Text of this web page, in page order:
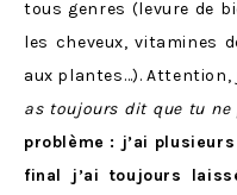
tous genres (levure de
les cheveux, vitamines
aux plantes…). Attention,
as toujours dit que tu ne
problème : j’ai
final j’ai toujours